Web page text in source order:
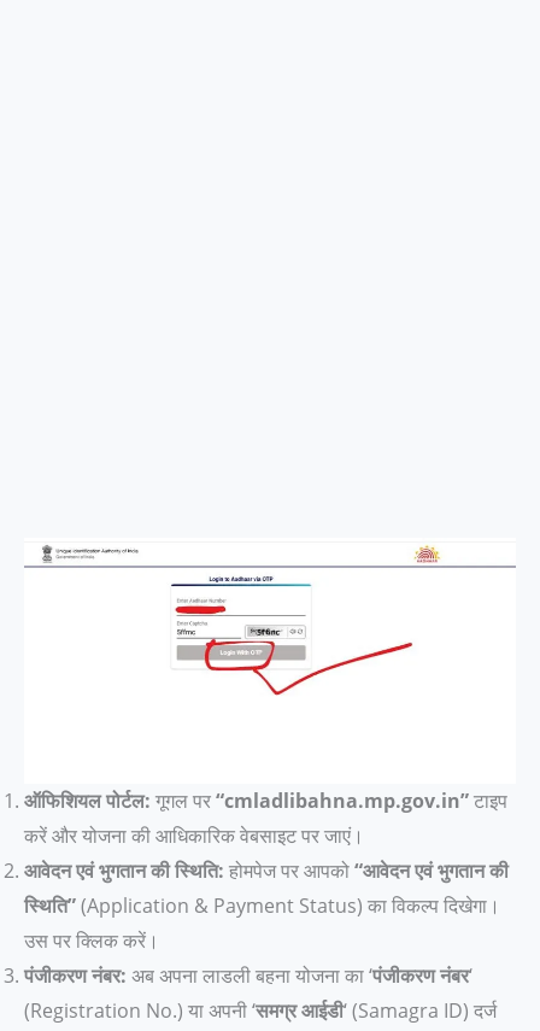
ऑफिशियल पोर्टल: गूगल पर“cmladlibahna.mp.gov.in”टाइप
करें और योजना की आधिकारिक वेबसाइट पर जाएं।
आवेदन एवं भुगतान की स्थिति: होमपेज पर आपको“आवेदन एवं भुगतान की
स्थिति”(Application & Payment Status) का विकल्प दिखेगा।
उस पर क्लिक करें।
पंजीकरण नंबर: अब अपना लाडली बहना योजना का ‘पंजीकरण नंबर‘
(Registration No.) या अपनी ‘समग्र आईडी‘ (Samagra ID) दर्ज